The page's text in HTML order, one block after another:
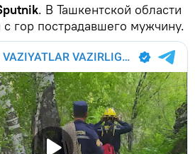
. В Ташкентской области
с гор пострадавшего мужчину.